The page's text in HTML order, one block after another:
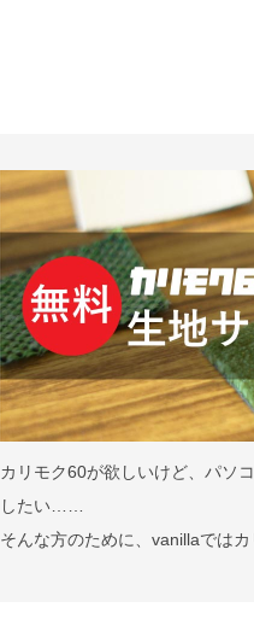
カリモク60が欲しいけど、パソ
したい……
そんな方のために、vanillaでは